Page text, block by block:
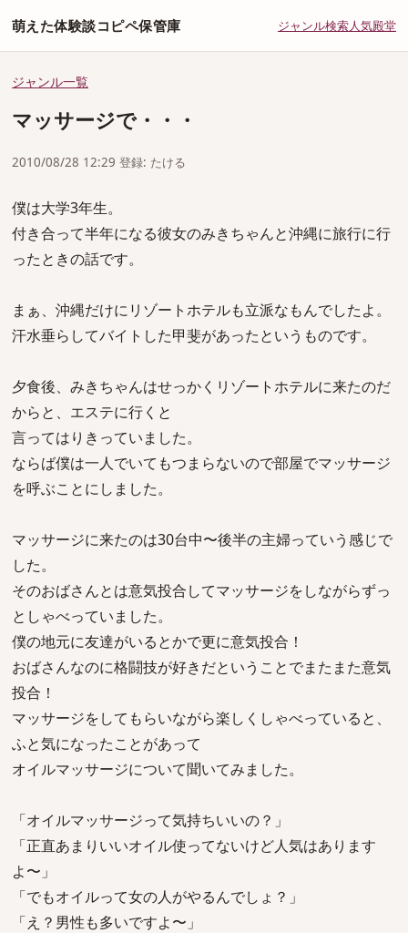
萌えた体験談コピペ保管庫 ジャンル検索人気殿堂
ジャンル一覧
マッサージで・・・
2010/08/28 12:29 登録: たける
僕は大学3年生。
付き合って半年になる彼女のみきちゃんと沖縄に旅行に行
ったときの話です。
まぁ、沖縄だけにリゾートホテルも立派なもんでしたよ。
汗水垂らしてバイトした甲斐があったというものです。
夕食後、みきちゃんはせっかくリゾートホテルに来たのだ
からと、エステに行くと
言ってはりきっていました。
ならば僕は一人でいてもつまらないので部屋でマッサージ
を呼ぶことにしました。
マッサージに来たのは30台中〜後半の主婦っていう感じで
した。
そのおばさんとは意気投合してマッサージをしながらずっ
としゃべっていました。
僕の地元に友達がいるとかで更に意気投合！
おばさんなのに格闘技が好きだということでまたまた意気
投合！
マッサージをしてもらいながら楽しくしゃべっていると、
ふと気になったことがあって
オイルマッサージについて聞いてみました。
「オイルマッサージって気持ちいいの？」
「正直あまりいいオイル使ってないけど人気はあります
よ〜」
「でもオイルって女の人がやるんでしょ？」
「え？男性も多いですよ〜」